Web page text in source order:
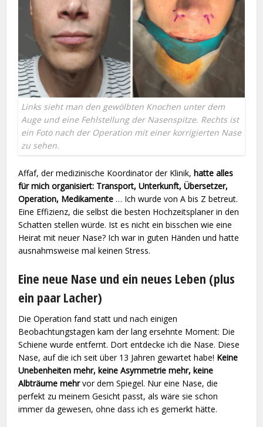
Links sieht man den gewölbten Knochen unter dem
Auge und eine Fehlstellung der Nasenspitze. Rechts ist
ein Foto nach der Operation mit einer korrigierten Nase
zu sehen.
Affaf, der medizinische Koordinator der Klinik,hatte alles
für mich organisiert: Transport, Unterkunft, Übersetzer,
Operation, Medikamente … Ich wurde von A bis Z betreut.
Eine Effizienz, die selbst die besten Hochzeitsplaner in den
Schatten stellen würde. Ist es nicht ein bisschen wie eine
Heirat mit neuer Nase? Ich war in guten Händen und hatte
ausnahmsweise mal keinen Stress.
Eine neue Nase und ein neues Leben (plus
ein paar Lacher)
Die Operation fand statt und nach einigen
Beobachtungstagen kam der lang ersehnte Moment: Die
Schiene wurde entfernt. Dort entdecke ich die Nase. Diese
Nase, auf die ich seit über 13 Jahren gewartet habe! Keine
Unebenheiten mehr, keine Asymmetrie mehr, keine
Albträume mehrvor dem Spiegel. Nur eine Nase, die
perfekt zu meinem Gesicht passt, als wäre sie schon
immer da gewesen, ohne dass ich es gemerkt hätte.